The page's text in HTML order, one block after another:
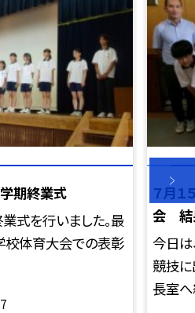
学期終業式
式を行いました。最
校体育大会での表彰
７月１
会 結
今日は
競技
長室